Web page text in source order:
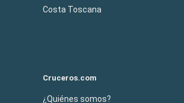
Costa Toscana
Cruceros.com
¿Quiénes somos?